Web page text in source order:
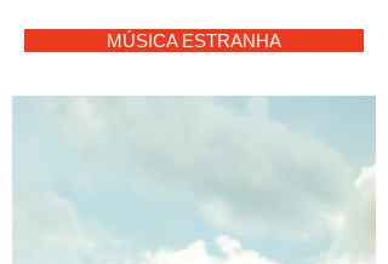
MÚSICA ESTRANHA